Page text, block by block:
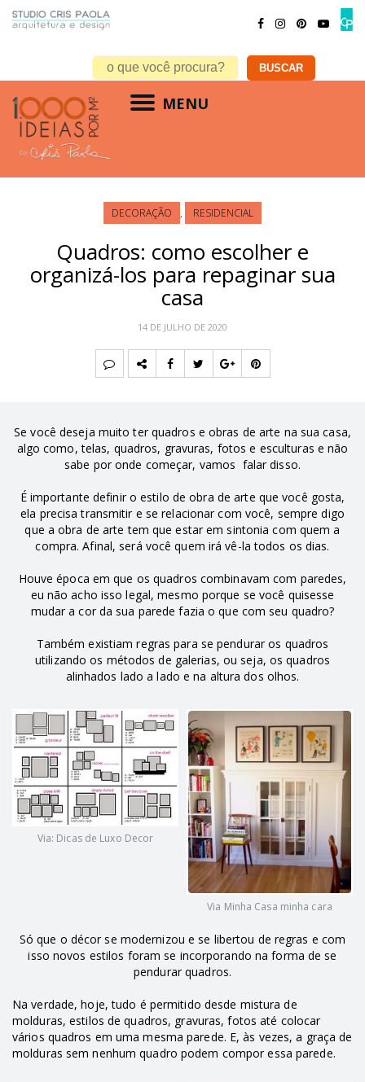
MENU
DECORAÇÃO , RESIDENCIAL
Quadros: como escolher e
organizá-los para repaginar sua
casa
14 DE JULHO DE 2020
Se você deseja muito ter quadros e obras de arte na sua casa,
algo como, telas, quadros, gravuras, fotos e esculturas e não
sabe por onde começar, vamos falar disso.
É importante definir o estilo de obra de arte que você gosta,
ela precisa transmitir e se relacionar com você, sempre digo
que a obra de arte tem que estar em sintonia com quem a
compra. Afinal, será você quem irá vê-la todos os dias.
Houve época em que os quadros combinavam com paredes,
eu não acho isso legal, mesmo porque se você quisesse
mudar a cor da sua parede fazia o que com seu quadro?
Também existiam regras para se pendurar os quadros
utilizando os métodos de galerias, ou seja, os quadros
alinhados lado a lado e na altura dos olhos.
Via: Dicas de Luxo Decor
Via Minha Casa minha cara
Só que o décor se modernizou e se libertou de regras e com
isso novos estilos foram se incorporando na forma de se
pendurar quadros.
Na verdade, hoje, tudo é permitido desde mistura de
molduras, estilos de quadros, gravuras, fotos até colocar
vários quadros em uma mesma parede. E, às vezes, a graça de
molduras sem nenhum quadro podem compor essa parede.